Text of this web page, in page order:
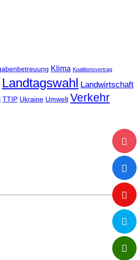
Klima Koalitionsvertrag
Landtagswahl Landwirtschaft
TTIP Ukraine Umwelt Verkehr